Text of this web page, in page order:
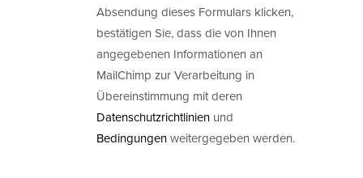
Absendung dieses Formulars klicken,
bestätigen Sie, dass die von Ihnen
angegebenen Informationen an
MailChimp zur Verarbeitung in
Übereinstimmung mit deren
Datenschutzrichtlinien und
Bedingungenweitergegeben werden.